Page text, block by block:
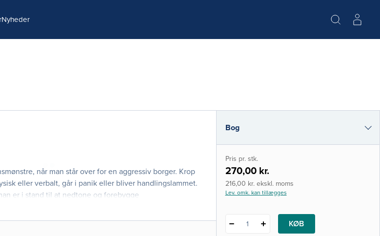
Nyheder
når man står over for en aggressiv borger. Krop
eller verbalt, går i panik eller bliver handlingslammet.
er i stand til at nedtone og forebygge
Bog
i-bog
Pris pr. stk.
270,00 kr.
216,00 kr. ekskl. moms
Lev. omk. kan tillægges
1 KØB